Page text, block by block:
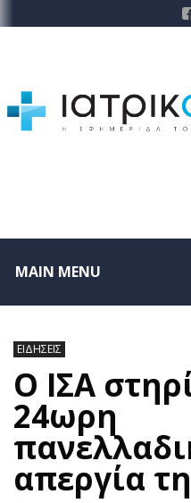
MAIN MENU
ΕΙΔΗΣΕΙΣ
O ΙΣΑ
24ωρη
απεργία